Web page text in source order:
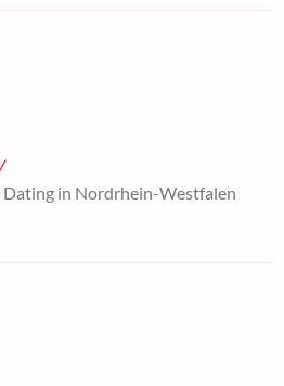
in Nordrhein-Westfalen